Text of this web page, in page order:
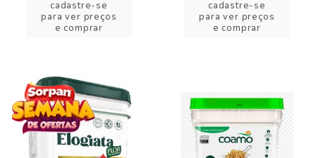
cadastre-se
para ver preços
e comprar
cadastre-se
para ver preços
e comprar